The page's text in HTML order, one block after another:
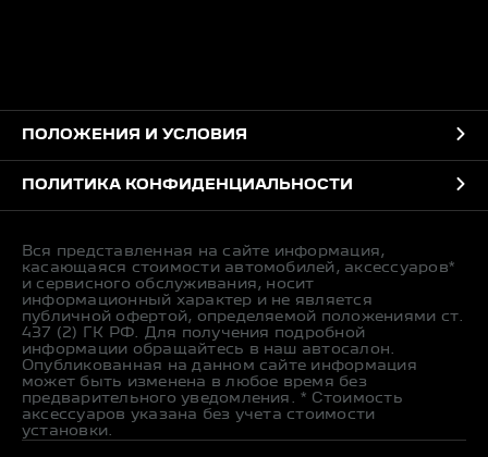
ПОЛОЖЕНИЯ И УСЛОВИЯ
ПОЛИТИКА КОНФИДЕНЦИАЛЬНОСТИ
Вся представленная на сайте информация,
касающаяся стоимости автомобилей, аксессуаров*
и сервисного обслуживания, носит
информационный характер и не является
публичной офертой, определяемой положениями ст.
437 (2) ГК РФ. Для получения подробной
информации обращайтесь в наш автосалон.
Опубликованная на данном сайте информация
может быть изменена в любое время без
предварительного уведомления. * Стоимость
аксессуаров указана без учета стоимости
установки.